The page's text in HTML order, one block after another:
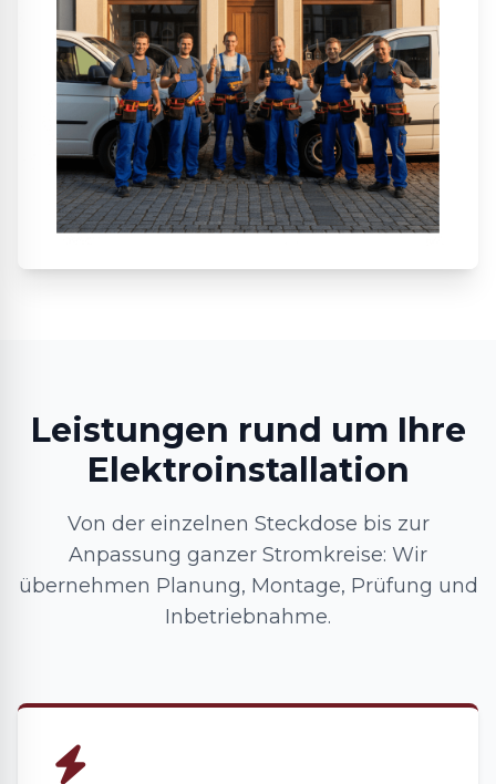
Leistungen rund um Ihre
Elektroinstallation
Von der einzelnen Steckdose bis zur
Anpassung ganzer Stromkreise: Wir
übernehmen Planung, Montage, Prüfung und
Inbetriebnahme.